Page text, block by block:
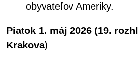
obyvateľov Ameriky.
Piatok 1. máj 2026 (19.
Krakova)